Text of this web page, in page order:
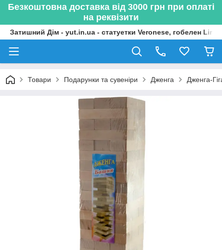
Безкоштовна доставка від 3000 грн при оплаті
на реквізити
Затишний Дім - yut.in.ua - статуетки Veronese, гобелен
Товари Подарунки та сувеніри Дженга Дженга-